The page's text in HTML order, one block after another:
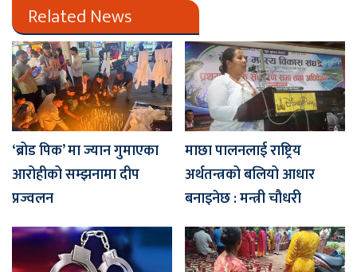
Related News
‘ब्रोड पिक’ मा ज्यान गुमाएका
आरोहीको सम्झनामा दीप
प्रज्वलन
माछा पालनलाई राष्ट्रिय
अर्थतन्त्रको बलियो आधार
बनाइनेछ : मन्त्री चौधरी